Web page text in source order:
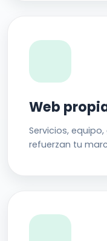
Web
Servicios,
refuerzan tu